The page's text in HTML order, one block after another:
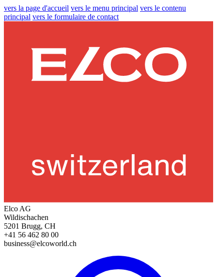
vers la page d'accueil vers le menu principal vers le contenu
principal vers le formulaire de contact
Elco AG
Wildischachen
5201 Brugg, CH
+41 56 462 80 00
business@elcoworld.ch